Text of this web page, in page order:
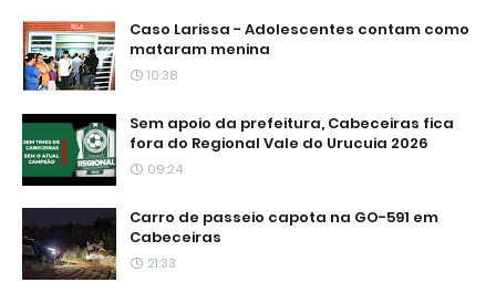
Caso Larissa - Adolescentes contam como
mataram menina
10:38
Sem apoio da prefeitura, Cabeceiras fica
fora do Regional Vale do Urucuia 2026
09:24
Carro de passeio capota na GO-591 em
Cabeceiras
21:33